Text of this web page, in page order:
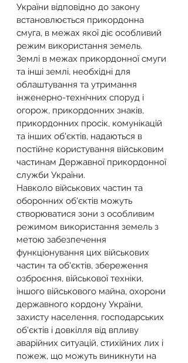
України відповідно до закону
встановлюється прикордонна
смуга, в межах якої діє особливий
режим використання земель.
Землі в межах прикордонної смуги
та інші землі, необхідні для
облаштування та утримання
інженерно-технічних споруд і
огорож, прикордонних знаків,
прикордонних просік, комунікацій
та інших об'єктів, надаються в
постійне користування військовим
частинам Державної прикордонної
служби України.
Навколо військових частин та
оборонних об'єктів можуть
створюватися зони з особливим
режимом використання земель з
метою забезпечення
функціонування цих військових
частин та об'єктів, збереження
озброєння, військової техніки,
іншого військового майна, охорони
державного кордону України,
захисту населення, господарських
об'єктів і довкілля від впливу
аварійних ситуацій, стихійних лих і
пожеж, що можуть виникнути на